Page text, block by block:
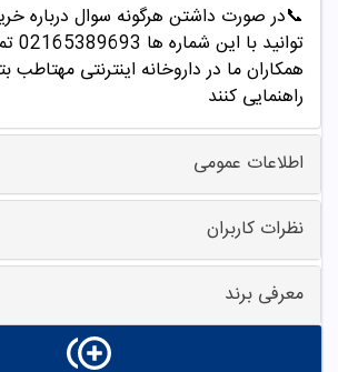
📞در صورت داشتن هرگونه سوال درباره
توانید با این شماره ها 02165389693
همکاران ما در داروخانه اینترنتی مهتاطب
راهنمایی کنند
اطلاعات عمومی
نظرات کاربران
معرفی برند